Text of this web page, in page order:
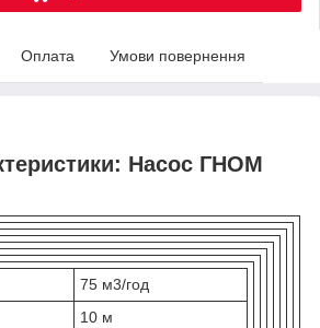
Оплата Умови повернення
Насос ГНОМ
75 м3/год
10 м